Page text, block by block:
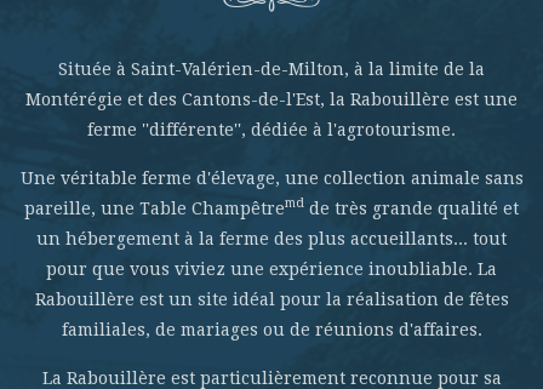
Située à Saint-Valérien-de-Milton, à la limite de la
Montérégie et des Cantons-de-l'Est, la Rabouillère est une
ferme ''différente'', dédiée à l'agrotourisme.
Une véritable ferme d'élevage, une collection animale sans
pareille, une Table Champêtremd de très grande qualité et
un hébergement à la ferme des plus accueillants... tout
pour que vous viviez une expérience inoubliable. La
Rabouillère est un site idéal pour la réalisation de fêtes
familiales, de mariages ou de réunions d'affaires.
La Rabouillère est particulièrement reconnue pour sa